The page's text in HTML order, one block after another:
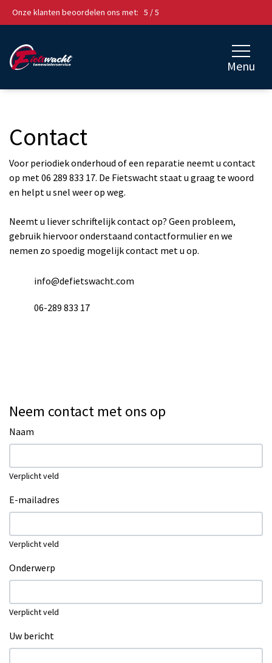
overslaan
Onze klanten beoordelen ons met: 5 /5
Menu
Contact
Voor periodiek onderhoud of een reparatie neemt u contact
op met 06 289 833 17. De Fietswacht staat u graag te woord
en helpt u snel weer op weg.
Neemt u liever schriftelijk contact op? Geen probleem,
gebruik hiervoor onderstaand contactformulier en we
nemen zo spoedig mogelijk contact met u op.
info@defietswacht.com
06-289 833 17
Neem contact met ons op
Naam
Verplicht veld
E-mailadres
Verplicht veld
Onderwerp
Verplicht veld
Uw bericht